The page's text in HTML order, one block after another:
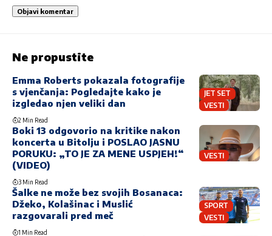
Ne propustite
JET SET
VESTI
Emma Roberts pokazala fotografije
s vjenčanja: Pogledajte kako je
izgledao njen veliki dan
2 Min Read
VESTI
Boki 13 odgovorio na kritike nakon
koncerta u Bitolju i POSLAO JASNU
PORUKU: „TO JE ZA MENE USPJEH!“
(VIDEO)
3 Min Read
SPORT
VESTI
Šalke ne može bez svojih Bosanaca:
Džeko, Kolašinac i Muslić
razgovarali pred meč
1 Min Read